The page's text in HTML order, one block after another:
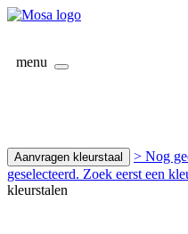
menu
Aanvragen kleurstaal
> Nog
geselecteerd. Zoek eerst een
kleurstalen